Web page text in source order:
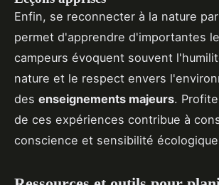
Enfin, se reconnecter à la nature
permet d'apprendre d'importantes
campeurs évoquent souvent
nature et le respect envers
des enseignements majeurs.
de ces expériences contribue à
conscience et sensibilité